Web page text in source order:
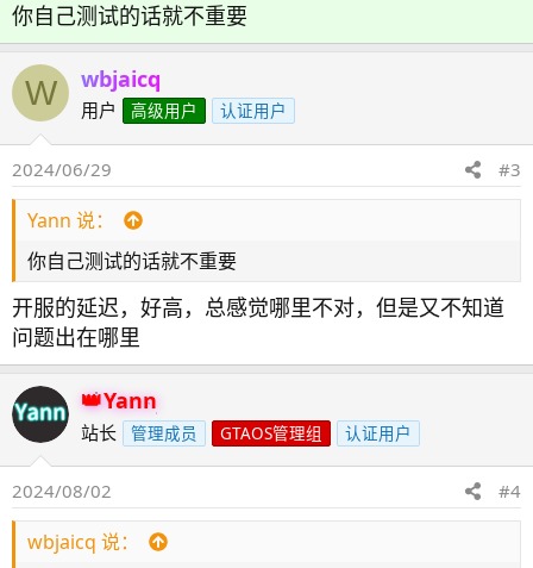
你自己测试的话就不重要
W wbjaicq
用户 高级用户 认证用户
2024/06/29 #3
Yann 说：
你自己测试的话就不重要
开服的延迟，好高，总感觉哪里不对，但是又不知道
问题出在哪里
Yann
站长 管理成员 GTAOS管理组 认证用户
2024/08/02 #4
wbjaicq 说：